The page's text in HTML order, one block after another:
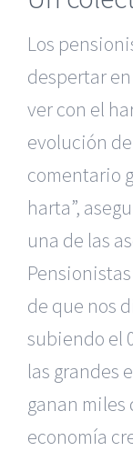
Los
despertar
ver con el
evolución
comentario
harta”,
una de las
de que nos
subiendo el
las grandes
ganan miles
economía